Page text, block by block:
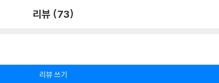
리뷰 (73)
리뷰 쓰기